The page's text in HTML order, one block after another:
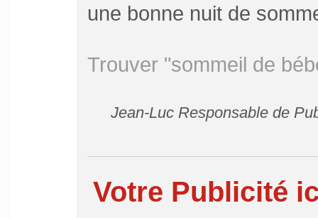
une bonne nuit de
Trouver "sommeil de
Jean-Luc Responsable de
Votre Publicité